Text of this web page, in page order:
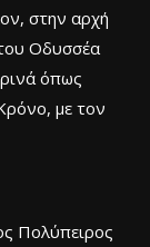
στην αρχή
Οδυσσέα
όπως
με τον
Πολύπειρος